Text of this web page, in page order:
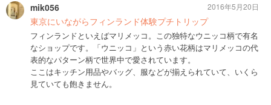
mik056
東京にいながらフィンランド体験プチトリップ
フィンランドといえばマリメッコ。この独特なウニッコ柄で有名
なショップです。「ウニッコ」という赤い花柄はマリメッコの代
表的なパターン柄で世界中で愛されています。
ここはキッチン用品やバッグ、服などが揃えられていて、いくら
見ていても飽きません。
2016年5月20日